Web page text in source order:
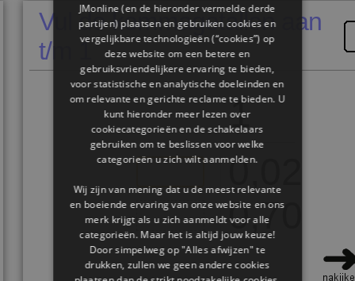
Vul de kommagetallen aan
t/m 1
1
0,02
0,70
JMonline (en de hieronder vermelde derde
partijen) plaatsen en gebruiken cookies en
vergelijkbare technologieën (“cookies”) op
deze website om een ​​betere en
gebruiksvriendelijkere ervaring te bieden,
voor statistische en analytische doeleinden en
om relevante en gerichte reclame te bieden. U
kunt hieronder meer lezen over
cookiecategorieën en de schakelaars
gebruiken om te beslissen voor welke
categorieën u zich wilt aanmelden.
Wij zijn van mening dat u de meest relevante
en boeiende ervaring van onze website en ons
merk krijgt als u zich aanmeldt voor alle
categorieën. Maar het is altijd jouw keuze!
Door simpelweg op "Alles afwijzen" te
drukken, zullen we geen andere cookies